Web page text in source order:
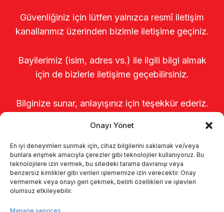
Onayı Yönet
En iyi deneyimleri sunmak için, cihaz bilgilerini saklamak ve/veya
bunlara erişmek amacıyla çerezler gibi teknolojiler kullanıyoruz. Bu
teknolojilere izin vermek, bu sitedeki tarama davranışı veya
benzersiz kimlikler gibi verileri işlememize izin verecektir. Onay
vermemek veya onayı geri çekmek, belirli özellikleri ve işlevleri
olumsuz etkileyebilir.
Güvenliğiniz için lütfen yalnızca resmî iletişim
kanallarımız üzerinden bizimle iletişime geçiniz.
Bayilerimiz (isim, adres vs.) ile ilgili bilgi almak
için de bizlerle iletişime geçebilirsiniz.
Bilginize sunar, anlayışınız için teşekkür ederiz.